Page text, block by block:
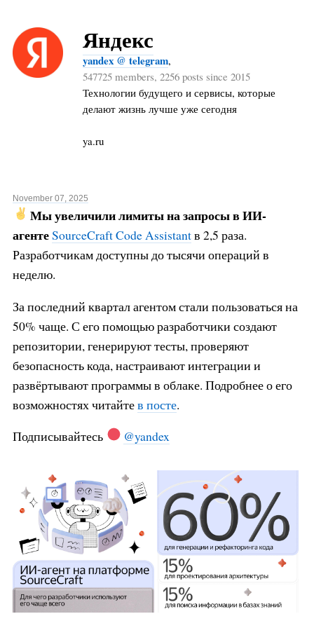
Яндекс
yandex @ telegram,
547725 members, 2256 posts since 2015
Технологии будущего и сервисы, которые
делают жизнь лучше уже сегодня
ya.ru
November 07, 2025
Мы увеличили лимиты на запросы в ИИ-
агентеSourceCraft Code Assistantв 2,5 раза.
Разработчикам доступны до тысячи операций в
неделю.
За последний квартал агентом стали пользоваться на
50% чаще. С его помощью разработчики создают
репозитории, генерируют тесты, проверяют
безопасность кода, настраивают интеграции и
развёртывают программы в облаке. Подробнее о его
возможностях читайтев посте.
Подписывайтесь
@yandex